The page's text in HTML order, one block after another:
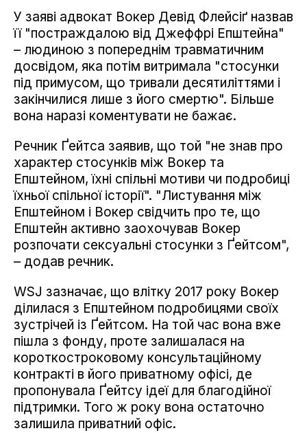
У заяві адвокат Вокер Девід Флейсіґ назвав
її "постраждалою від Джеффрі Епштейна"
– людиною з попереднім травматичним
досвідом, яка потім витримала "стосунки
під примусом, що тривали десятиліттями і
закінчилися лише з його смертю". Більше
вона наразі коментувати не бажає.
Речник Ґейтса заявив, що той "не знав про
характер стосунків між Вокер та
Епштейном, їхні спільні мотиви чи подробиці
їхньої спільної історії". "Листування між
Епштейном і Вокер свідчить про те, що
Епштейн активно заохочував Вокер
розпочати сексуальні стосунки з Ґейтсом",
– додав речник.
WSJ зазначає, що влітку 2017 року Вокер
ділилася з Епштейном подробицями своїх
зустрічей із Ґейтсом. На той час вона вже
пішла з фонду, проте залишалася на
короткостроковому консультаційному
контракті в його приватному офісі, де
пропонувала Ґейтсу ідеї для благодійної
підтримки. Того ж року вона остаточно
залишила приватний офіс.